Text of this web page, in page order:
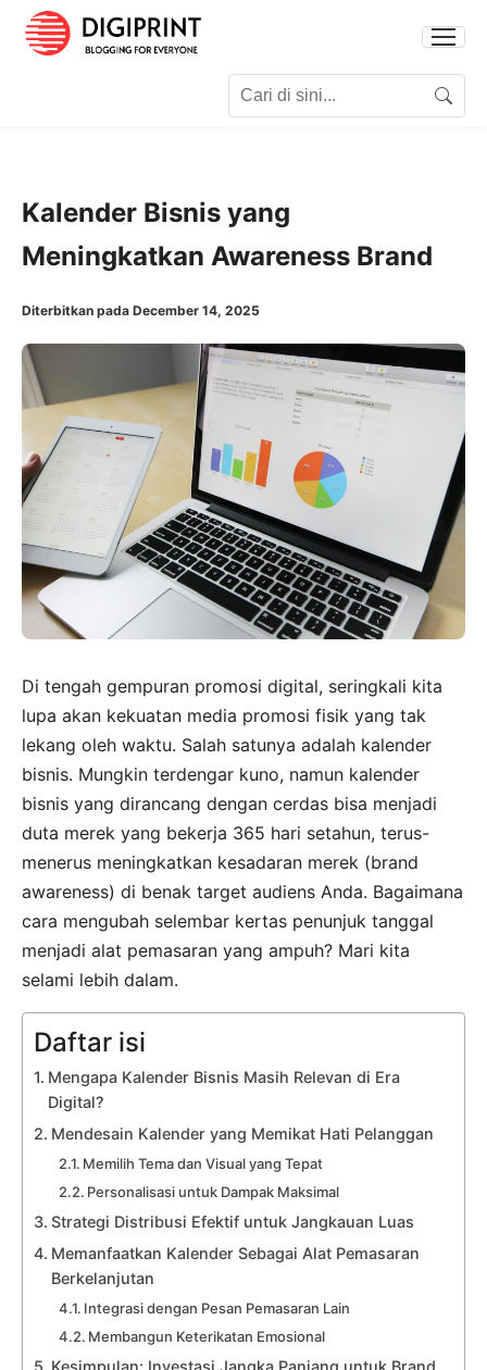
Search
Kalender Bisnis yang
Meningkatkan Awareness Brand
Diterbitkan pada December 14, 2025
Di tengah gempuran promosi digital, seringkali kita
lupa akan kekuatan media promosi fisik yang tak
lekang oleh waktu. Salah satunya adalah kalender
bisnis. Mungkin terdengar kuno, namun kalender
bisnis yang dirancang dengan cerdas bisa menjadi
duta merek yang bekerja 365 hari setahun, terus-
menerus meningkatkan kesadaran merek (brand
awareness) di benak target audiens Anda. Bagaimana
cara mengubah selembar kertas penunjuk tanggal
menjadi alat pemasaran yang ampuh? Mari kita
selami lebih dalam.
Daftar isi
Mengapa Kalender Bisnis Masih Relevan di Era
Digital?
Mendesain Kalender yang Memikat Hati Pelanggan
Memilih Tema dan Visual yang Tepat
Personalisasi untuk Dampak Maksimal
Strategi Distribusi Efektif untuk Jangkauan Luas
Memanfaatkan Kalender Sebagai Alat Pemasaran
Berkelanjutan
Integrasi dengan Pesan Pemasaran Lain
Membangun Keterikatan Emosional
Kesimpulan: Investasi Jangka Panjang untuk Brand